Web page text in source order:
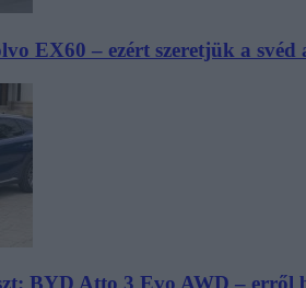
EX60 – ezért szeretjük a svéd